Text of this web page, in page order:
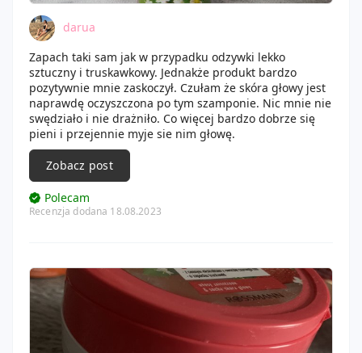
darua
Zapach taki sam jak w przypadku odzywki lekko
sztuczny i truskawkowy. Jednakże produkt bardzo
pozytywnie mnie zaskoczył. Czułam że skóra głowy jest
naprawdę oczyszczona po tym szamponie. Nic mnie nie
swędziało i nie drażniło. Co więcej bardzo dobrze się
pieni i przejennie myje sie nim głowę.
Zobacz post
Polecam
Recenzja dodana 18.08.2023